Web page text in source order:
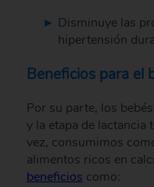
Disminuye las
hipertensión
Beneficios para el
Por su parte, los
y la etapa de
vez, consumimos
alimentos ricos en
beneficios como: